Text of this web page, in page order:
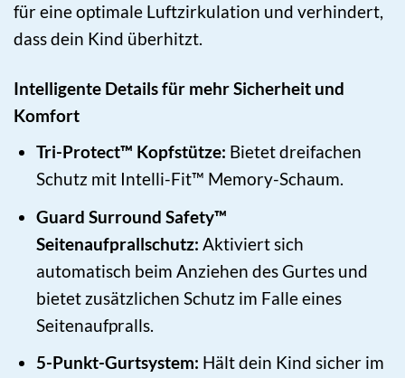
für eine optimale Luftzirkulation und verhindert,
dass dein Kind überhitzt.
Intelligente Details für mehr Sicherheit und
Komfort
Tri-Protect™ Kopfstütze: Bietet dreifachen
Schutz mit Intelli-Fit™ Memory-Schaum.
Guard Surround Safety™
Seitenaufprallschutz: Aktiviert sich
automatisch beim Anziehen des Gurtes und
bietet zusätzlichen Schutz im Falle eines
Seitenaufpralls.
5-Punkt-Gurtsystem: Hält dein Kind sicher im